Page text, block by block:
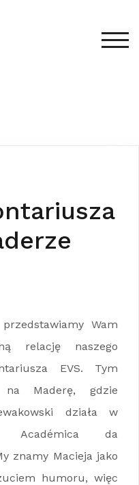
Wam
relację naszego
EVS. Tym
Maderę, gdzie
działa w
Académica da
znamy Macieja jako
humoru, więc